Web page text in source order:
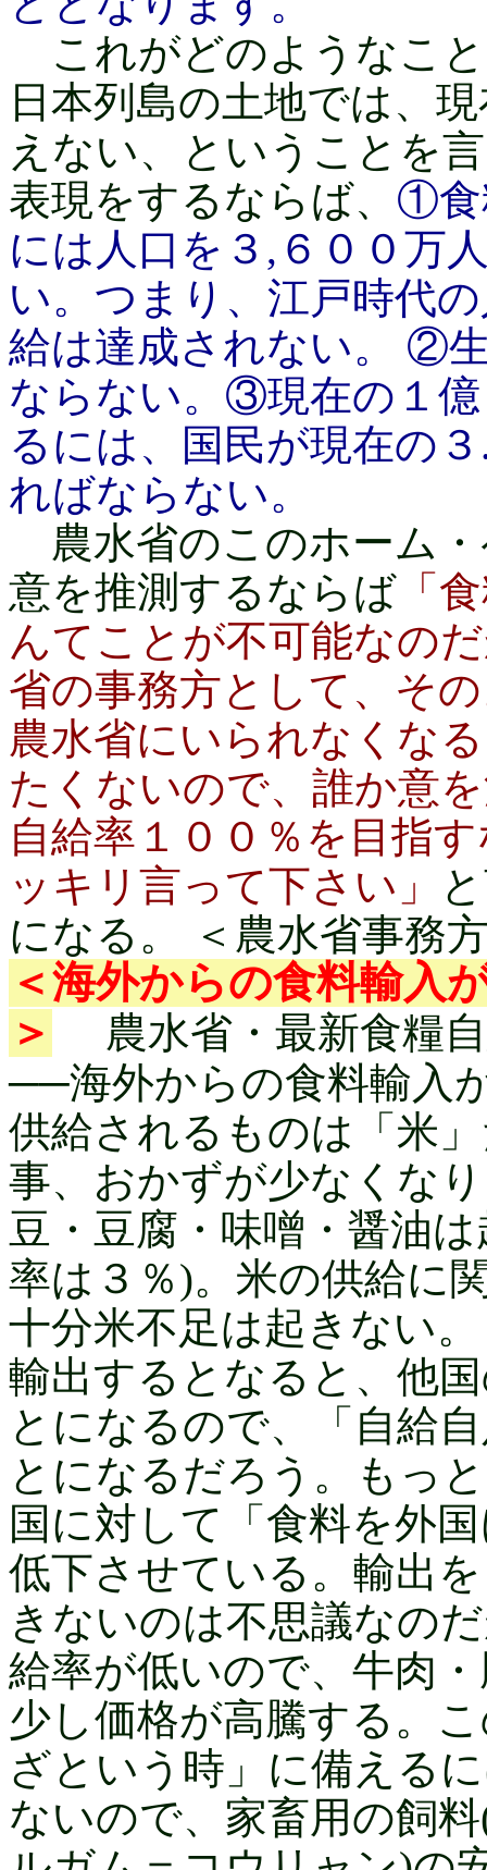
これがどのようなこ
日本列島の土地では、
えない、ということを
表現をするならば、 ①食
には人口を３,６００万
い。つまり、江戸時代
給は達成されない。 ②
ならない。③現在の１
るには、国民が現在の
ればならない。
農水省のこのホーム
意を推測するならば 「
んてことが不可能なの
省の事務方として、そ
農水省にいられなくな
たくないので、誰か意
自給率１００％を目指
ッキリ言って下さい」
になる。 ＜農水省事務
＜海外からの食料輸入
＞
農水省・最新食糧
──海外からの食料輸入
供給されるものは「米
事、おかずが少なくな
豆・豆腐・味噌・醤油
率は３％)。米の供給に
十分米不足は起きない
輸出するとなると、他
とになるので、「自給
とになるだろう。もっ
国に対して「食料を外
低下させている。輸出
きないのは不思議なの
給率が低いので、牛肉
少し価格が高騰する。
ざという時」に備える
ないので、家畜用の飼